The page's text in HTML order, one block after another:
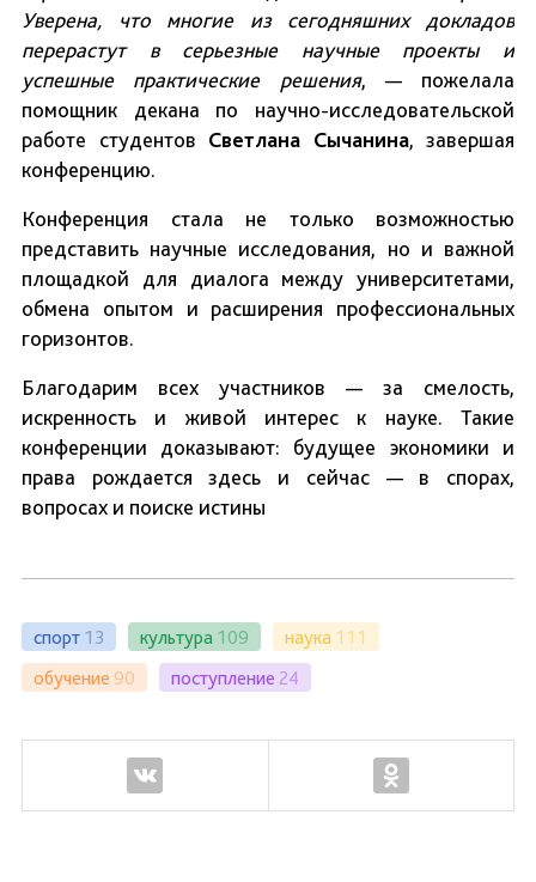
Уверена, что многие из сегодняшних докладов
перерастут в серьезные научные проекты и
успешные практические решения, — пожелала
помощник декана по научно-исследовательской
работе студентов Светлана Сычанина, завершая
конференцию.
Конференция стала не только возможностью
представить научные исследования, но и важной
площадкой для диалога между университетами,
обмена опытом и расширения профессиональных
горизонтов.
Благодарим всех участников — за смелость,
искренность и живой интерес к науке. Такие
конференции доказывают: будущее экономики и
права рождается здесь и сейчас — в спорах,
вопросах и поиске истины
спорт 13 культура 109 наука 111
обучение 90 поступление 24